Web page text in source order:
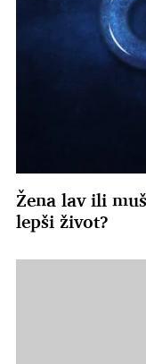
Žena lav ili
lepši život?